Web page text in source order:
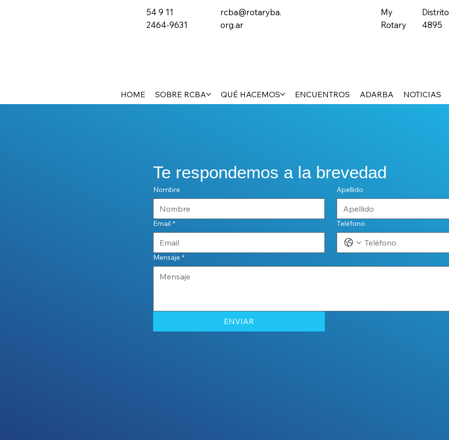
54 9 11
2464-9631
rcba@rotaryba.
org.ar
My
Rotary
Distrito
4895
HOME SOBRE RCBA QUÉ HACEMOS ENCUENTROS ADARBA NOTICIAS
Te respondemos a la brevedad
Nombre Apellido
Email * Teléfono
Mensaje *
ENVIAR